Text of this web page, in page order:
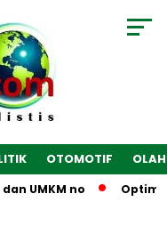
OTOMOTIF
UMKM no